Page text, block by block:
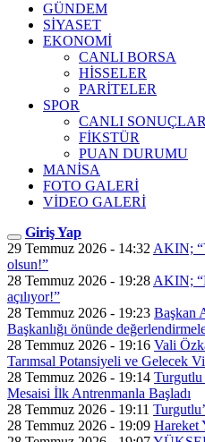
GÜNDEM
SİYASET
EKONOMİ
CANLI BORSA
HİSSELER
PARİTELER
SPOR
CANLI SONUÇLAR
FİKSTÜR
PUAN DURUMU
MANİSA
FOTO GALERİ
VİDEO GALERİ
Giriş Yap
29 Temmuz 2026 - 14:32 AKIN;
olsun!”
28 Temmuz 2026 - 19:28 AKIN;
açılıyor!”
28 Temmuz 2026 - 19:23 Başkan
Başkanlığı önünde
28 Temmuz 2026 - 19:16 Vali
Tarımsal Potansiyeli ve Gelecek
28 Temmuz 2026 - 19:14 Turgutlu
Mesaisi İlk Antrenmanla Başladı
28 Temmuz 2026 - 19:11
28 Temmuz 2026 - 19:09 Hareket